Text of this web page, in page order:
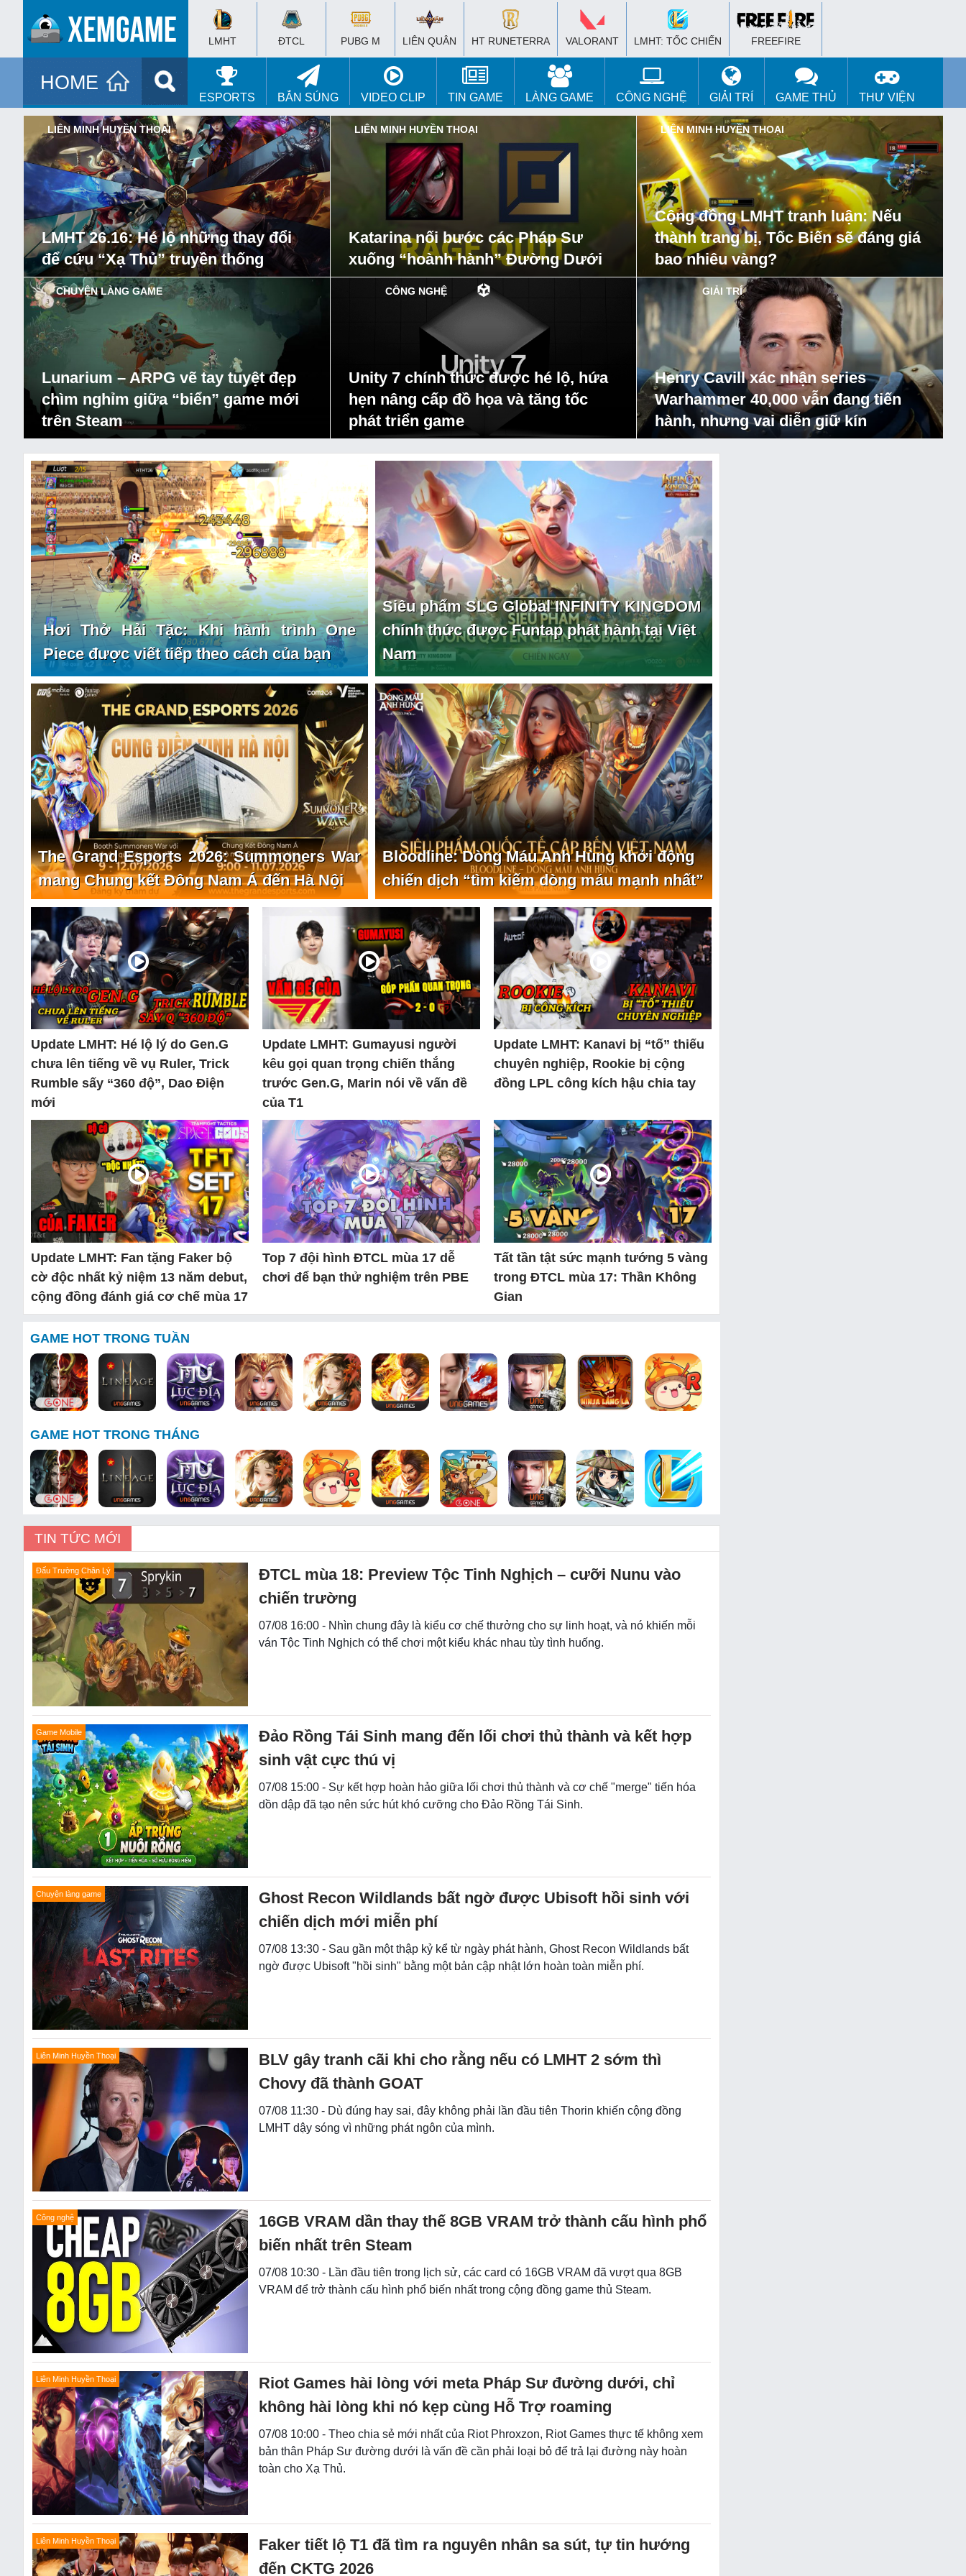
LMHT ĐTCL PUBG M LIÊN QUÂN HT RUNETERRA VALORANT LMHT: TỐC CHIẾN FREEFIRE
HOME
ESPORTS BẮN SÚNG VIDEO CLIP TIN GAME LÀNG GAME CÔNG NGHỆ GIẢI TRÍ GAME THỦ THƯ VIỆN
X
LIÊN MINH HUYỀN THOẠI
LMHT 26.16: Hé lộ những thay đổi
để cứu “Xạ Thủ” truyền thống
LIÊN MINH HUYỀN THOẠI
Katarina nối bước các Pháp Sư
xuống “hoành hành” Đường Dưới
LIÊN MINH HUYỀN THOẠI
Cộng đồng LMHT tranh luận: Nếu
thành trang bị, Tốc Biến sẽ đáng giá
bao nhiêu vàng?
CHUYỆN LÀNG GAME
Lunarium – ARPG vẽ tay tuyệt đẹp
chìm nghỉm giữa “biển” game mới
trên Steam
CÔNG NGHỆ
Unity 7 chính thức được hé lộ, hứa
hẹn nâng cấp đồ họa và tăng tốc
phát triển game
GIẢI TRÍ
Henry Cavill xác nhận series
Warhammer 40,000 vẫn đang tiến
hành, nhưng vai diễn giữ kín
Hơi Thở Hải Tặc: Khi hành trình One
Piece được viết tiếp theo cách của bạn
The Grand Esports 2026: Summoners War
mang Chung kết Đông Nam Á đến Hà Nội
Siêu phẩm SLG Global INFINITY KINGDOM
chính thức được Funtap phát hành tại Việt
Nam
Bloodline: Dòng Máu Anh Hùng khởi động
chiến dịch “tìm kiếm dòng máu mạnh nhất”
Update LMHT: Hé lộ lý do Gen.G
chưa lên tiếng về vụ Ruler, Trick
Rumble sấy “360 độ”, Dao Điện
mới
Update LMHT: Gumayusi người
kêu gọi quan trọng chiến thắng
trước Gen.G, Marin nói về vấn đề
của T1
Update LMHT: Kanavi bị “tố” thiếu
chuyên nghiệp, Rookie bị cộng
đồng LPL công kích hậu chia tay
Update LMHT: Fan tặng Faker bộ
cờ độc nhất kỷ niệm 13 năm debut,
cộng đồng đánh giá cơ chế mùa 17
Top 7 đội hình ĐTCL mùa 17 dễ
chơi để bạn thử nghiệm trên PBE
Tất tần tật sức mạnh tướng 5 vàng
trong ĐTCL mùa 17: Thần Không
Gian
GAME HOT TRONG TUẦN
GAME HOT TRONG THÁNG
TIN TỨC MỚI
Đấu Trường Chân Lý
ĐTCL mùa 18: Preview Tộc Tinh Nghịch – cưỡi Nunu vào
chiến trường
07/08 16:00 - Nhìn chung đây là kiểu cơ chế thưởng cho sự linh hoạt, và nó khiến mỗi
ván Tộc Tinh Nghịch có thể chơi một kiểu khác nhau tùy tình huống.
Game Mobile
Đảo Rồng Tái Sinh mang đến lối chơi thủ thành và kết hợp
sinh vật cực thú vị
07/08 15:00 - Sự kết hợp hoàn hảo giữa lối chơi thủ thành và cơ chế "merge" tiến hóa
dồn dập đã tạo nên sức hút khó cưỡng cho Đảo Rồng Tái Sinh.
Chuyện làng game
Ghost Recon Wildlands bất ngờ được Ubisoft hồi sinh với
chiến dịch mới miễn phí
07/08 13:30 - Sau gần một thập kỷ kể từ ngày phát hành, Ghost Recon Wildlands bất
ngờ được Ubisoft "hồi sinh" bằng một bản cập nhật lớn hoàn toàn miễn phí.
Liên Minh Huyền Thoại
BLV gây tranh cãi khi cho rằng nếu có LMHT 2 sớm thì
Chovy đã thành GOAT
07/08 11:30 - Dù đúng hay sai, đây không phải lần đầu tiên Thorin khiến cộng đồng
LMHT dậy sóng vì những phát ngôn của mình.
Công nghệ
16GB VRAM dần thay thế 8GB VRAM trở thành cấu hình phổ
biến nhất trên Steam
07/08 10:30 - Lần đầu tiên trong lịch sử, các card có 16GB VRAM đã vượt qua 8GB
VRAM để trở thành cấu hình phổ biến nhất trong cộng đồng game thủ Steam.
Liên Minh Huyền Thoại
Riot Games hài lòng với meta Pháp Sư đường dưới, chỉ
không hài lòng khi nó kẹp cùng Hỗ Trợ roaming
07/08 10:00 - Theo chia sẻ mới nhất của Riot Phroxzon, Riot Games thực tế không xem
bản thân Pháp Sư đường dưới là vấn đề cần phải loại bỏ để trả lại đường này hoàn
toàn cho Xạ Thủ.
Liên Minh Huyền Thoại
Faker tiết lộ T1 đã tìm ra nguyên nhân sa sút, tự tin hướng
đến CKTG 2026